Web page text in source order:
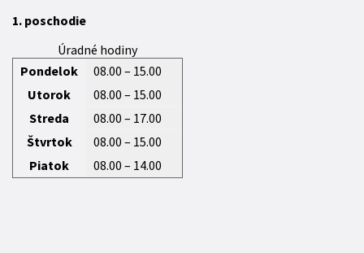
1. poschodie
Úradné hodiny
Pondelok
08.00 – 15.00
Utorok
08.00 – 15.00
Streda
08.00 – 17.00
Štvrtok
08.00 – 15.00
Piatok
08.00 – 14.00